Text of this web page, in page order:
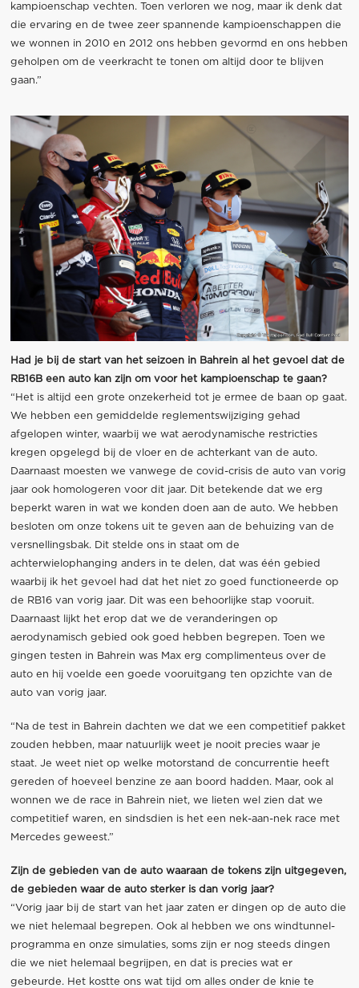
kampioenschap vechten. Toen verloren we nog, maar ik denk dat
die ervaring en de twee zeer spannende kampioenschappen die
we wonnen in 2010 en 2012 ons hebben gevormd en ons hebben
geholpen om de veerkracht te tonen om altijd door te blijven
gaan.”
Had je bij de start van het seizoen in Bahrein al het gevoel dat de
RB16B een auto kan zijn om voor het kampioenschap te gaan?
“Het is altijd een grote onzekerheid tot je ermee de baan op gaat.
We hebben een gemiddelde reglementswijziging gehad
afgelopen winter, waarbij we wat aerodynamische restricties
kregen opgelegd bij de vloer en de achterkant van de auto.
Daarnaast moesten we vanwege de covid-crisis de auto van vorig
jaar ook homologeren voor dit jaar. Dit betekende dat we erg
beperkt waren in wat we konden doen aan de auto. We hebben
besloten om onze tokens uit te geven aan de behuizing van de
versnellingsbak. Dit stelde ons in staat om de
achterwielophanging anders in te delen, dat was één gebied
waarbij ik het gevoel had dat het niet zo goed functioneerde op
de RB16 van vorig jaar. Dit was een behoorlijke stap vooruit.
Daarnaast lijkt het erop dat we de veranderingen op
aerodynamisch gebied ook goed hebben begrepen. Toen we
gingen testen in Bahrein was Max erg complimenteus over de
auto en hij voelde een goede vooruitgang ten opzichte van de
auto van vorig jaar.
“Na de test in Bahrein dachten we dat we een competitief pakket
zouden hebben, maar natuurlijk weet je nooit precies waar je
staat. Je weet niet op welke motorstand de concurrentie heeft
gereden of hoeveel benzine ze aan boord hadden. Maar, ook al
wonnen we de race in Bahrein niet, we lieten wel zien dat we
competitief waren, en sindsdien is het een nek-aan-nek race met
Mercedes geweest.”
Zijn de gebieden van de auto waaraan de tokens zijn uitgegeven,
de gebieden waar de auto sterker is dan vorig jaar?
“Vorig jaar bij de start van het jaar zaten er dingen op de auto die
we niet helemaal begrepen. Ook al hebben we ons windtunnel-
programma en onze simulaties, soms zijn er nog steeds dingen
die we niet helemaal begrijpen, en dat is precies wat er
gebeurde. Het kostte ons wat tijd om alles onder de knie te